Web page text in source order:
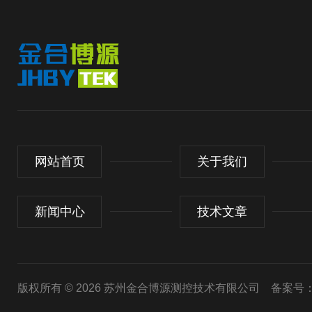
网站首页 关于我们
新闻中心 技术文章
版权所有 © 2026 苏州金合博源测控技术有限公司 备案号